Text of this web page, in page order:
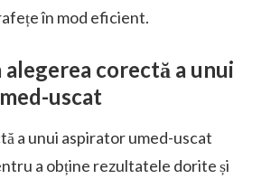
în mod eficient.
corectă a unui
uscat
a unui aspirator umed-uscat
a obține rezultatele dorite și